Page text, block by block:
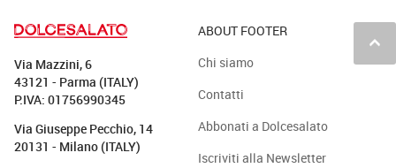
keyboard_arrow_up
Via Mazzini, 6
43121 - Parma (ITALY)
P.IVA: 01756990345
Via Giuseppe Pecchio, 14
20131 - Milano (ITALY)
ABOUT FOOTER
Chi siamo
Contatti
Abbonati a Dolcesalato
Iscriviti alla Newsletter